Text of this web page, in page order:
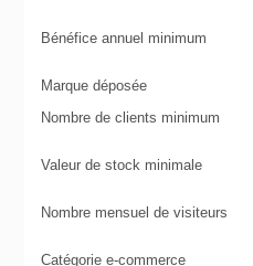
Bénéfice annuel minimum
Marque déposée
Nombre de clients minimum
Valeur de stock minimale
Nombre mensuel de visiteurs
Catégorie e-commerce